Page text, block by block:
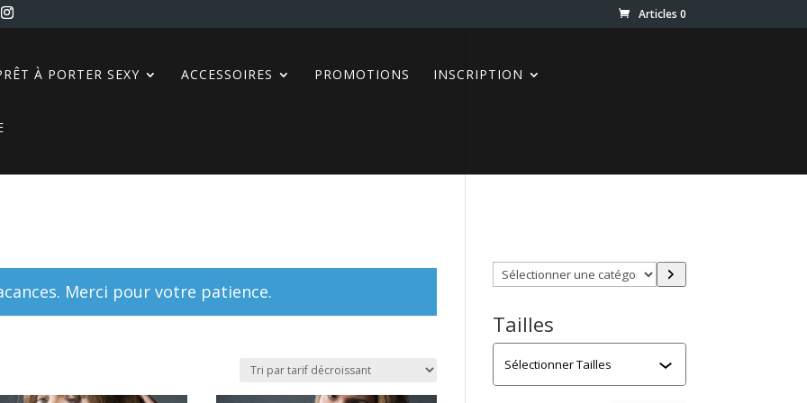
Articles 0
À PORTER SEXY ACCESSOIRES PROMOTIONS INSCRIPTION
Merci pour votre patience.
Sélectionner
une
Tailles